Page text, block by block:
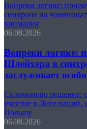
Вопреки логике:
синхроне на
внимания
06.08.2026
Вопреки логике:
Шлейхера в
заслуживает
Соломоново решение:
участие в Лиге
Польшу
06.08.2026